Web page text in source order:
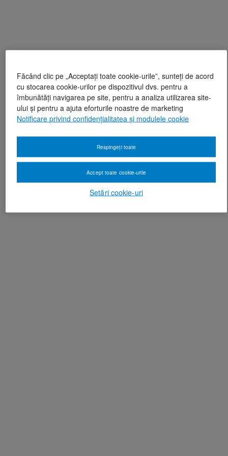
Făcând clic pe „Acceptați toate cookie-urile”, sunteți de acord
cu stocarea cookie-urilor pe dispozitivul dvs. pentru a
îmbunătăți navigarea pe site, pentru a analiza utilizarea site-
ului și pentru a ajuta eforturile noastre de marketing
Notificare privind confidențialitatea și modulele cookie
Setări cookie-uri
Respingeți toate
Accept toate cookie-urile